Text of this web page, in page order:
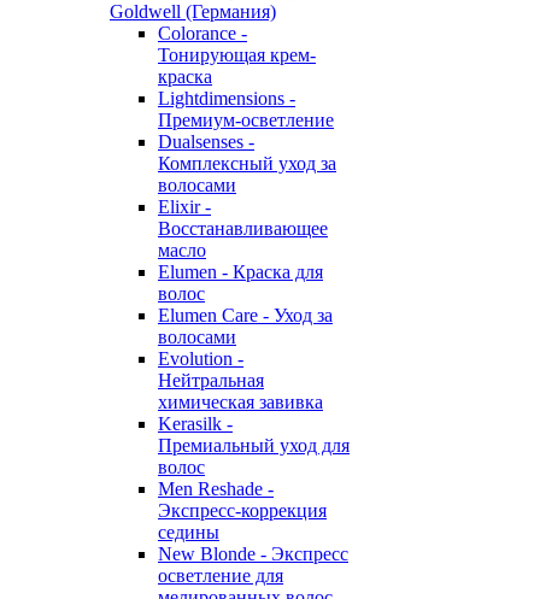
Goldwell (Германия)
Colorance -
Тонирующая крем-
краска
Lightdimensions -
Премиум-осветление
Dualsenses -
Комплексный уход за
волосами
Elixir -
Восстанавливающее
масло
Elumen - Краска для
волос
Elumen Care - Уход за
волосами
Evolution -
Нейтральная
химическая завивка
Kerasilk -
Премиальный уход для
волос
Men Reshade -
Экспресс-коррекция
седины
New Blonde - Экспресс
осветление для